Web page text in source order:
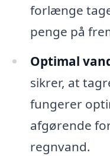
forlænge
penge på
Optimal
sikrer, at
fungerer
afgørende
regnvand.